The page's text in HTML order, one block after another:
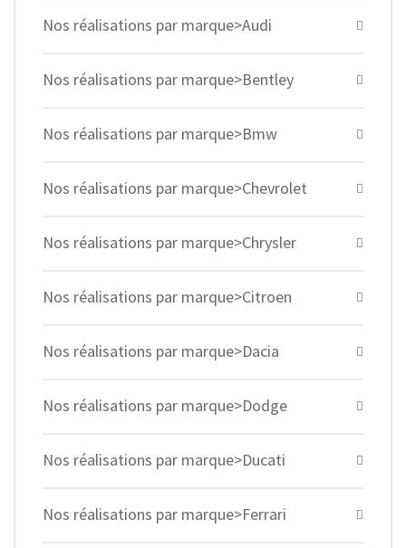
Nos réalisations par marque>Audi
Nos réalisations par marque>Bentley
Nos réalisations par marque>Bmw
Nos réalisations par marque>Chevrolet
Nos réalisations par marque>Chrysler
Nos réalisations par marque>Citroen
Nos réalisations par marque>Dacia
Nos réalisations par marque>Dodge
Nos réalisations par marque>Ducati
Nos réalisations par marque>Ferrari